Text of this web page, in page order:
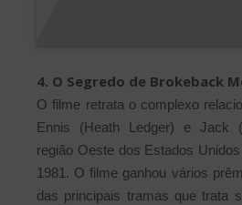
4. O Segredo de Brokeback
O filme retrata o complexo
Ennis (Heath Ledger) e Jack
região Oeste dos Estados
1981. O filme ganhou vários
das principais tramas que trata